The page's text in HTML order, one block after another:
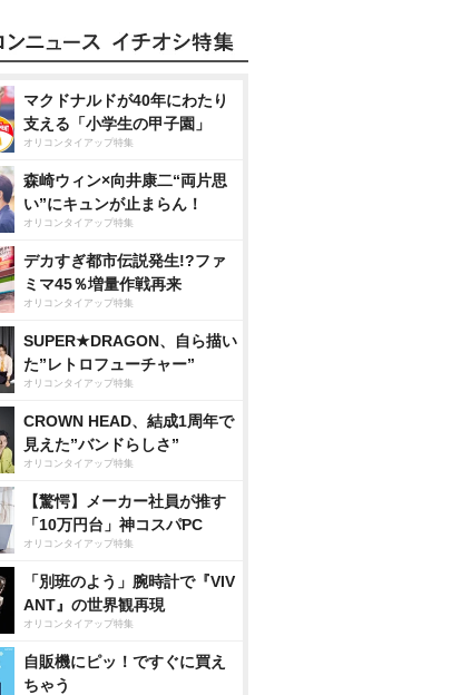
マクドナルドが40年にわたり
支える「小学生の甲子園」
オリコンタイアップ特集
森崎ウィン×向井康二“両片思
い”にキュンが止まらん！
オリコンタイアップ特集
デカすぎ都市伝説発生!?ファ
ミマ45％増量作戦再来
オリコンタイアップ特集
SUPER★DRAGON、自ら描い
た”レトロフューチャー”
オリコンタイアップ特集
CROWN HEAD、結成1周年で
見えた”バンドらしさ”
オリコンタイアップ特集
【驚愕】メーカー社員が推す
「10万円台」神コスパPC
オリコンタイアップ特集
「別班のよう」腕時計で『VIV
ANT』の世界観再現
オリコンタイアップ特集
自販機にピッ！ですぐに買え
ちゃう